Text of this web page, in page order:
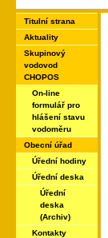
Titulní strana
Aktuality
Skupinový
vodovod
CHOPOS
On-line
formulář pro
hlášení stavu
vodoměru
Obecní úřad
Úřední hodiny
Úřední deska
Úřední
deska
(Archiv)
Kontakty